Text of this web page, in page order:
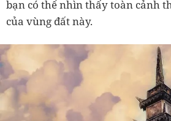
bạn có thể nhìn thấy toàn cảnh
của vùng đất này.